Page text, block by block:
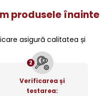
produsele înainte
asigură calitatea și
2
Verificarea și
testarea: